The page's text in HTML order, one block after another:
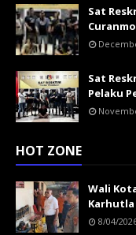
Sat
Sat
Pelaku
HOT ZONE
Wali
Karhutla
8/04/